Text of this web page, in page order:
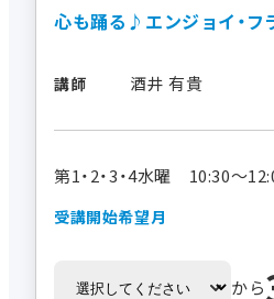
心も踊る♪エンジョイ・フ
講師 酒井 有貴
第1・2・3・4水曜 10:30～
受講開始希望月
から